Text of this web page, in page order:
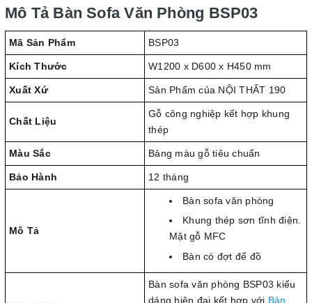
Mô Tả Bàn Sofa Văn Phòng BSP03
Mã Sản Phẩm BSP03
Kích Thước W1200 x D600 x H450 mm
Xuất Xứ Sản Phẩm của NỘI THẤT 190
Chất Liệu
Gỗ công nghiệp kết hợp khung
thép
Màu Sắc Bảng màu gỗ tiêu chuẩn
Bảo Hành 12 tháng
Mô Tả
Bàn sofa văn phòng
Khung thép sơn tĩnh điện.
Mặt gỗ MFC
Bàn có đợt để đồ
Bàn sofa văn phòng BSP03 kiểu
dáng hiện đại kết hợp với Bàn